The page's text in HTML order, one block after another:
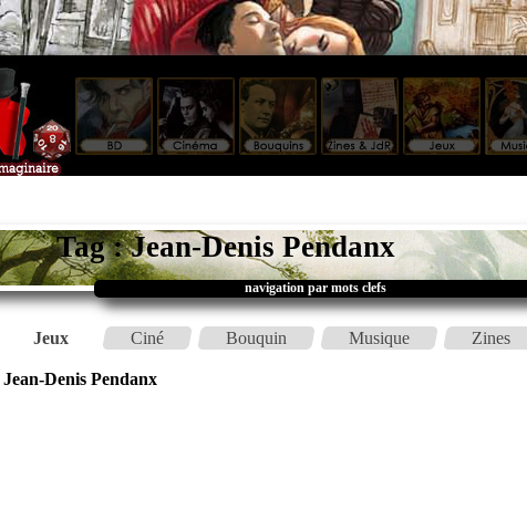
Tag : Jean-Denis Pendanx
navigation par mots clefs
Jeux Ciné Bouquin Musique Zines
Jean-Denis Pendanx